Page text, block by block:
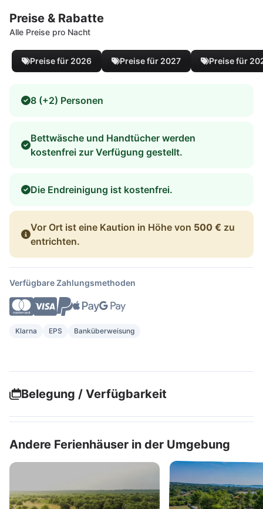
Preise & Rabatte
Alle Preise pro Nacht
Preise für 2026 Preise für 2027 Preise für
8 (+2) Personen
Bettwäsche und Handtücher werden
kostenfrei zur Verfügung gestellt.
Die Endreinigung ist kostenfrei.
Vor Ort ist eine Kaution in Höhe von 500 € zu
entrichten.
Verfügbare Zahlungsmethoden
Klarna EPS Banküberweisung
Belegung / Verfügbarkeit
Andere Ferienhäuser in der Umgebung